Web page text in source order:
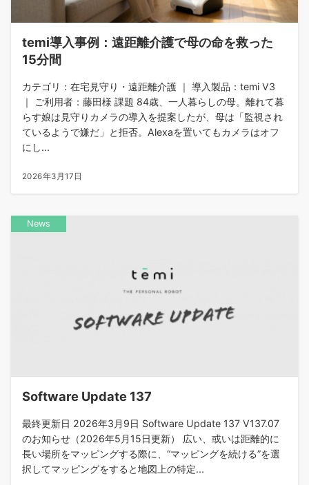
temi導入事例：遠距離介護で母の命を救った
15分間
カテゴリ：在宅見守り・遠距離介護 ｜ 導入製品：temi V3
｜ ご利用者：藤田様 課題 84歳、一人暮らしの母。離れて暮
らす娘は見守りカメラの導入を提案したが、母は「監視され
ているようで嫌だ」と拒否。Alexaを置いてもカメラはオフ
にし...
2026年3月17日
News
Software Update 137
最終更新日 2026年3月9日 Software Update 137 V137.07
のお知らせ（2026年5月15日更新） 広い、或いは距離的に
長い場所をマッピングする際に、“マッピングを続ける”を選
択してマッピングをすると地図上の特定...